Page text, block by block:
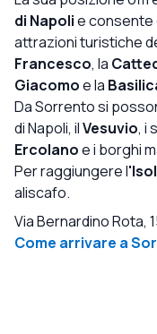
l'atmosfera generale
senza sforzo
per rilassarsi dopo
Sorrento. Grazie a tutto il team per un soggiorno così
memorabile — ci
di Napolie consente
attrazioni turistiche
Francesco, la
Giacomoe la
Da Sorrento si
di Napoli, ilVesuvio, i
Ercolanoe i borghi
Per raggiungere l
aliscafo.
Via Bernardino Rota,
Come arrivare a